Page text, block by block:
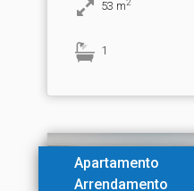
53 m2
1
Apartamento
Arrendamento